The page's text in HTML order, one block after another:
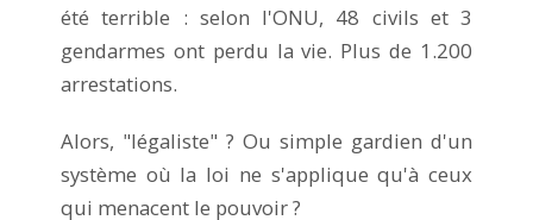
été terrible : selon l'ONU, 48 civils et 3
gendarmes ont perdu la vie. Plus de 1.200
arrestations.
Alors, "légaliste" ? Ou simple gardien d'un
système où la loi ne s'applique qu'à ceux
qui menacent le pouvoir ?